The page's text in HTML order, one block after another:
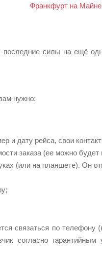
Франкфурт на
последние силы на ещё
нужно:
и дату рейса, свои
заказа (ее можно будет
(или на планшете). Он
связаться по
согласно